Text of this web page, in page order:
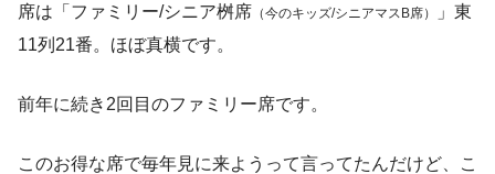
席は「ファミリー/シニア桝席 （今のキッズ/シニアマスB席）
」東
11列21番。ほぼ真横です。
前年に続き2回目のファミリー席です。
このお得な席で毎年見に来ようって言ってたんだけど、こ